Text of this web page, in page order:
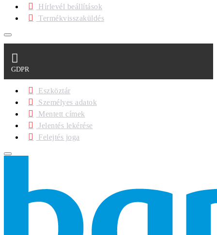
Hírlevél beállítások
Termékvisszaküldés
GDPR
Eszköztár
Személyes adatok
Mentett címek
Jelentés lekérése
Felejtés joga